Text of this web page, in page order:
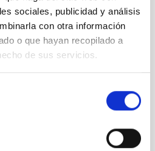
sociales, publicidad y análisis
con otra información
o que hayan recopilado a
de sus servicios.